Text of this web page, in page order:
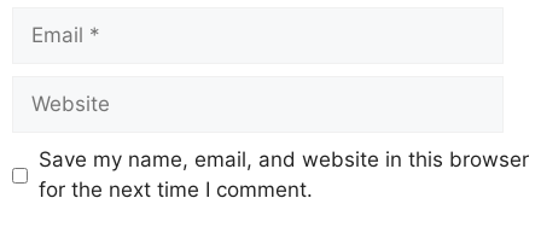
Save my name, email, and website in this browser
for the next time I comment.